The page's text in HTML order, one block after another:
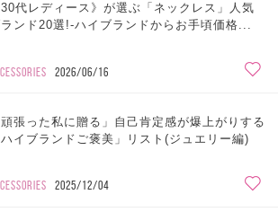
30代レディース》が選ぶ「ネックレス」人気
ンド20選!-ハイブランドからお手頃価格...
2026/06/16
頑張った私に贈る」自己肯定感が爆上がりする
ハイブランドご褒美」リスト(ジュエリー編)
2025/12/04